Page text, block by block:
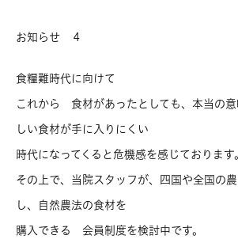
お知らせ ４
食糧難時代に向けて
これから 食材があったとしても、本当の
しい食材が手に入りにくい
時代になってくると危機感を感じております
その上で、当院スタッフが、四国や全国の
し、自然農法の食材を
購入できる 会員制度を検討中です。